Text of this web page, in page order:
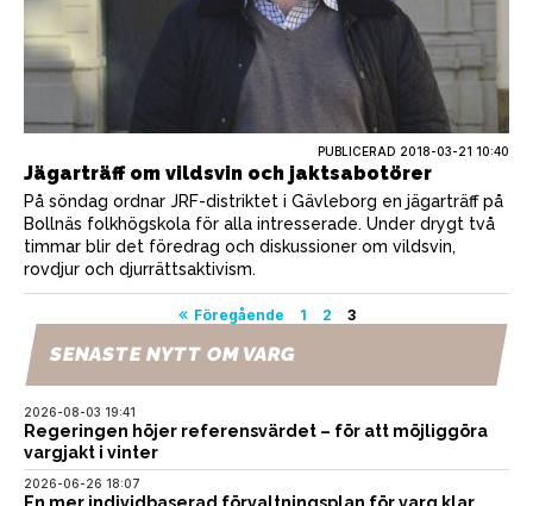
PUBLICERAD 2018-03-21 10:40
Jägarträff om vildsvin och jaktsabotörer
På söndag ordnar JRF-distriktet i Gävleborg en jägarträff på
Bollnäs folkhögskola för alla intresserade. Under drygt två
timmar blir det föredrag och diskussioner om vildsvin,
rovdjur och djurrättsaktivism.
Sidnumrering
för
inlägg
Föregående 1 2 3
SENASTE NYTT OM VARG
2026-08-03 19:41
Regeringen höjer referensvärdet – för att möjliggöra
vargjakt i vinter
2026-06-26 18:07
En mer individbaserad förvaltningsplan för varg klar